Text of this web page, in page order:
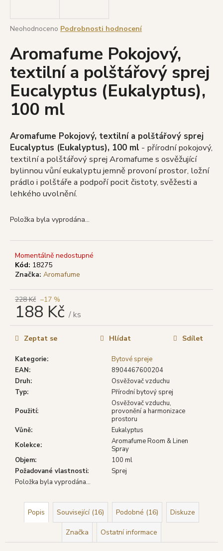
Průměrné
produktu
je
0,0
z
5
hvězdiček.
Neohodnoceno Podrobnosti hodnocení
Aromafume Pokojový,
textilní a polštářový sprej
Eucalyptus (Eukalyptus),
100 ml
Aromafume Pokojový, textilní a polštářový sprej
Eucalyptus (Eukalyptus), 100 ml - přírodní pokojový,
textilní a polštářový sprej Aromafume s osvěžující
bylinnou vůní eukalyptu jemně provoní prostor, ložní
prádlo i polštáře a podpoří pocit čistoty, svěžesti a
lehkého uvolnění.
Položka byla vyprodána…
Momentálně nedostupné
Kód: 18275
Značka: Aromafume
228 Kč –17 %
188 Kč / ks
Měrná
cena:
Kategorie:
Bytové spreje
EAN:
8904467600204
Druh:
Osvěžovač vzduchu
Typ: Přírodní bytový sprej
Použití:
Osvěžovač vzduchu,
provonění a harmonizace
prostoru
Vůně:
Eukalyptus
Kolekce:
Aromafume Room & Linen
Spray
Objem:
100 ml
Požadované vlastnosti:
Sprej
Položka byla vyprodána…
Zeptat se Hlídat Sdílet
Popis Související (16) Podobné (16) Diskuze
Značka Ostatní informace
j
t
?
HLEDAT
D
o
p
o
u
č
e
m
SHRINIVAS
SATYA
VONNÉ
TYČINKY
SANDALWOOD
DŘEVO),
15
29
Původně:
46
Kč